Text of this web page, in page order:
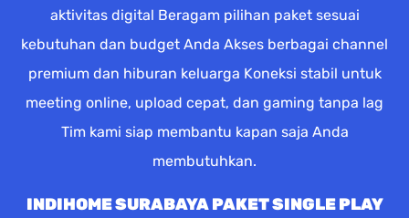
aktivitas digital Beragam pilihan paket sesuai
kebutuhan dan budget Anda Akses berbagai channel
premium dan hiburan keluarga Koneksi stabil untuk
meeting online, upload cepat, dan gaming tanpa lag
Tim kami siap membantu kapan saja Anda
membutuhkan.
INDIHOME SURABAYA PAKET SINGLE PLAY